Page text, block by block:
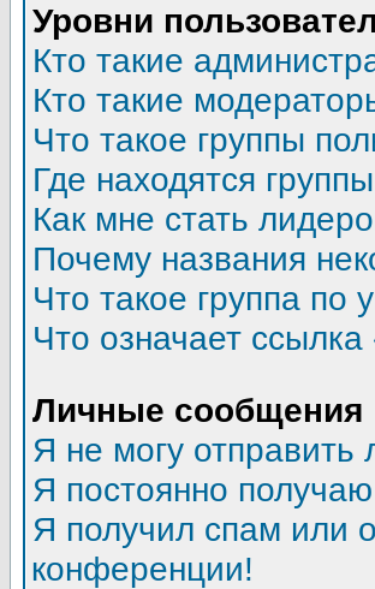
Уровни
Кто такие
Кто такие
Что такое группы
Где находятся
Как мне стать
Почему названия
Что такое группа по
Что означает
Личные сообщения
Я не могу
Я постоянно
Я получил спам или
конференции!